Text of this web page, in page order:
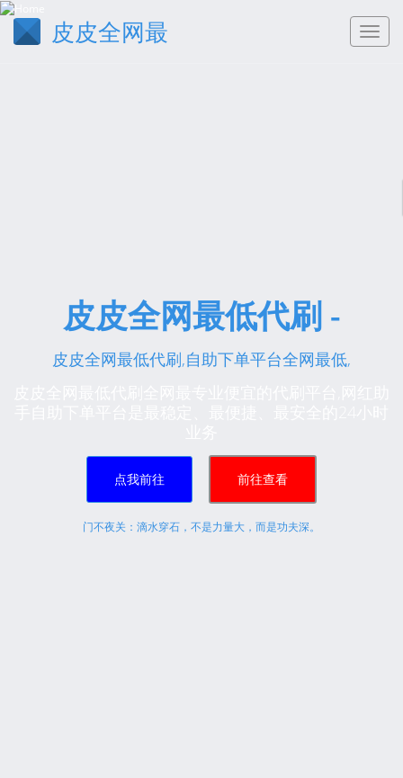
皮皮全网最
皮皮全网最低代刷 -
皮皮全网最低代刷,自助下单平台全网最低,
点我前往 前往查看
门不夜关：滴水穿石，不是力量大，而是功夫深。